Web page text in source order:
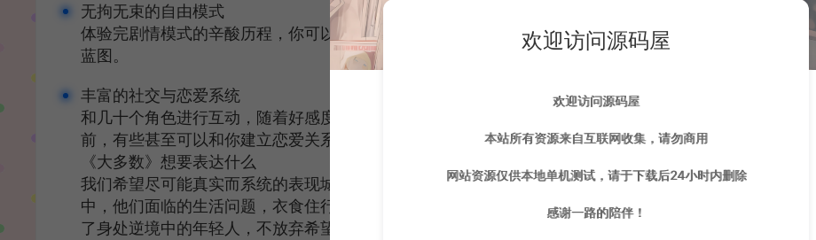
无拘无束的自由模式
体验完剧情模式的辛酸历程，你可以在自由模式中，用自己独到的决策眼光和管理能力，规划人生发展的
蓝图。
丰富的社交与恋爱系统
和几十个角色进行互动，随着好感度的提升，那些隐藏在人们身后不为人知的故事将一一展现在你的眼
前，有些甚至可以和你建立恋爱关系，一起过上人人羡慕的现充生活。
《大多数》想要表达什么
我们希望尽可能真实而系统的表现城市中蓝领群体的生活。从纯体力工作到技术工作。在这个成长过程
中，他们面临的生活问题，衣食住行。以及一些取材于真实生活的故事。而游戏中的剧本模式，则是描述
了身处逆境中的年轻人，不放弃希望，逐步走出困境的过程。
欢迎访问源码屋
欢迎访问源码屋
本站所有资源来自互联网收集，请勿商用
网站资源仅供本地单机测试，请于下载后24小时内删除
感谢一路的陪伴！